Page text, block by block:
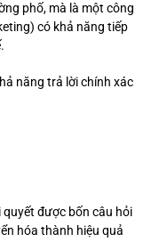
phố, mà là một công
có khả năng tiếp
năng trả lời chính xác
được bốn câu hỏi
hóa thành hiệu quả